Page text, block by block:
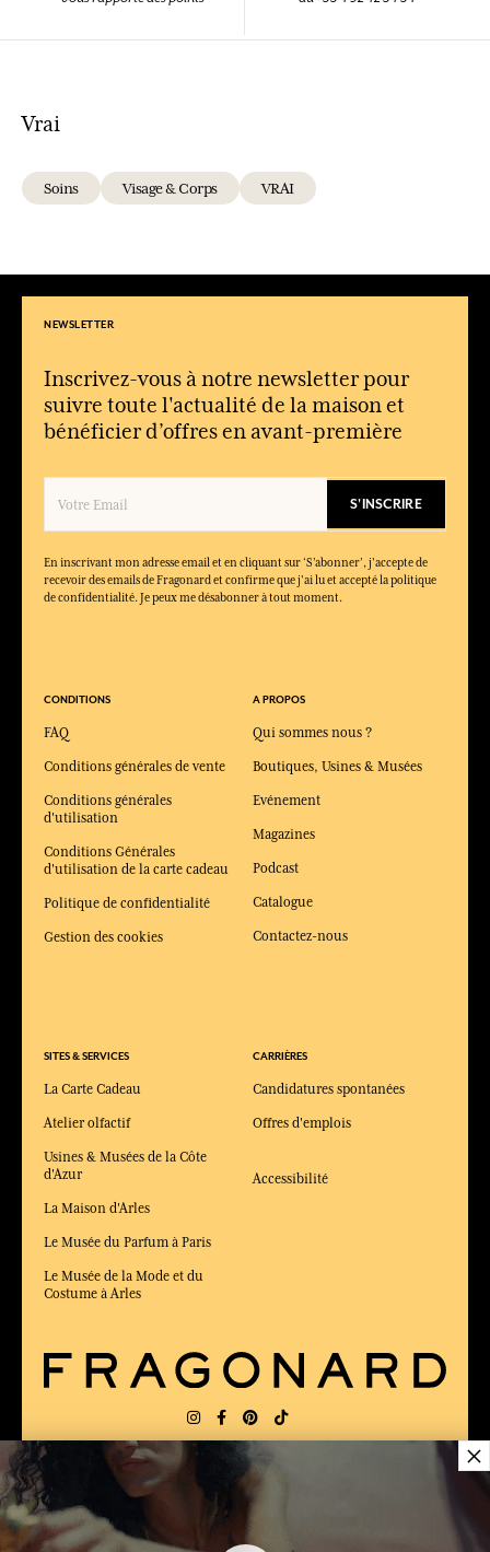
Vrai
Soins Visage & Corps VRAI
NEWSLETTER
Inscrivez-vous à notre newsletter pour
suivre toute l'actualité de la maison et
bénéficier d’offres en avant-première
S'INSCRIRE
En inscrivant mon adresse email et en cliquant sur ‘S’abonner’, j'accepte de
recevoir des emails de Fragonard et confirme que j'ai lu et accepté la politique
de confidentialité. Je peux me désabonner à tout moment.
CONDITIONS
FAQ
Conditions générales de vente
Conditions générales
d'utilisation
Conditions Générales
d'utilisation de la carte cadeau
Politique de confidentialité
Gestion des cookies
SITES & SERVICES
La Carte Cadeau
Atelier olfactif
Usines & Musées de la Côte
d'Azur
La Maison d'Arles
Le Musée du Parfum à Paris
Le Musée de la Mode et du
Costume à Arles
A PROPOS
Qui sommes nous ?
Boutiques, Usines & Musées
Evénement
Magazines
Podcast
Catalogue
Contactez-nous
CARRIÈRES
Candidatures spontanées
Offres d'emplois
Accessibilité
FR
×